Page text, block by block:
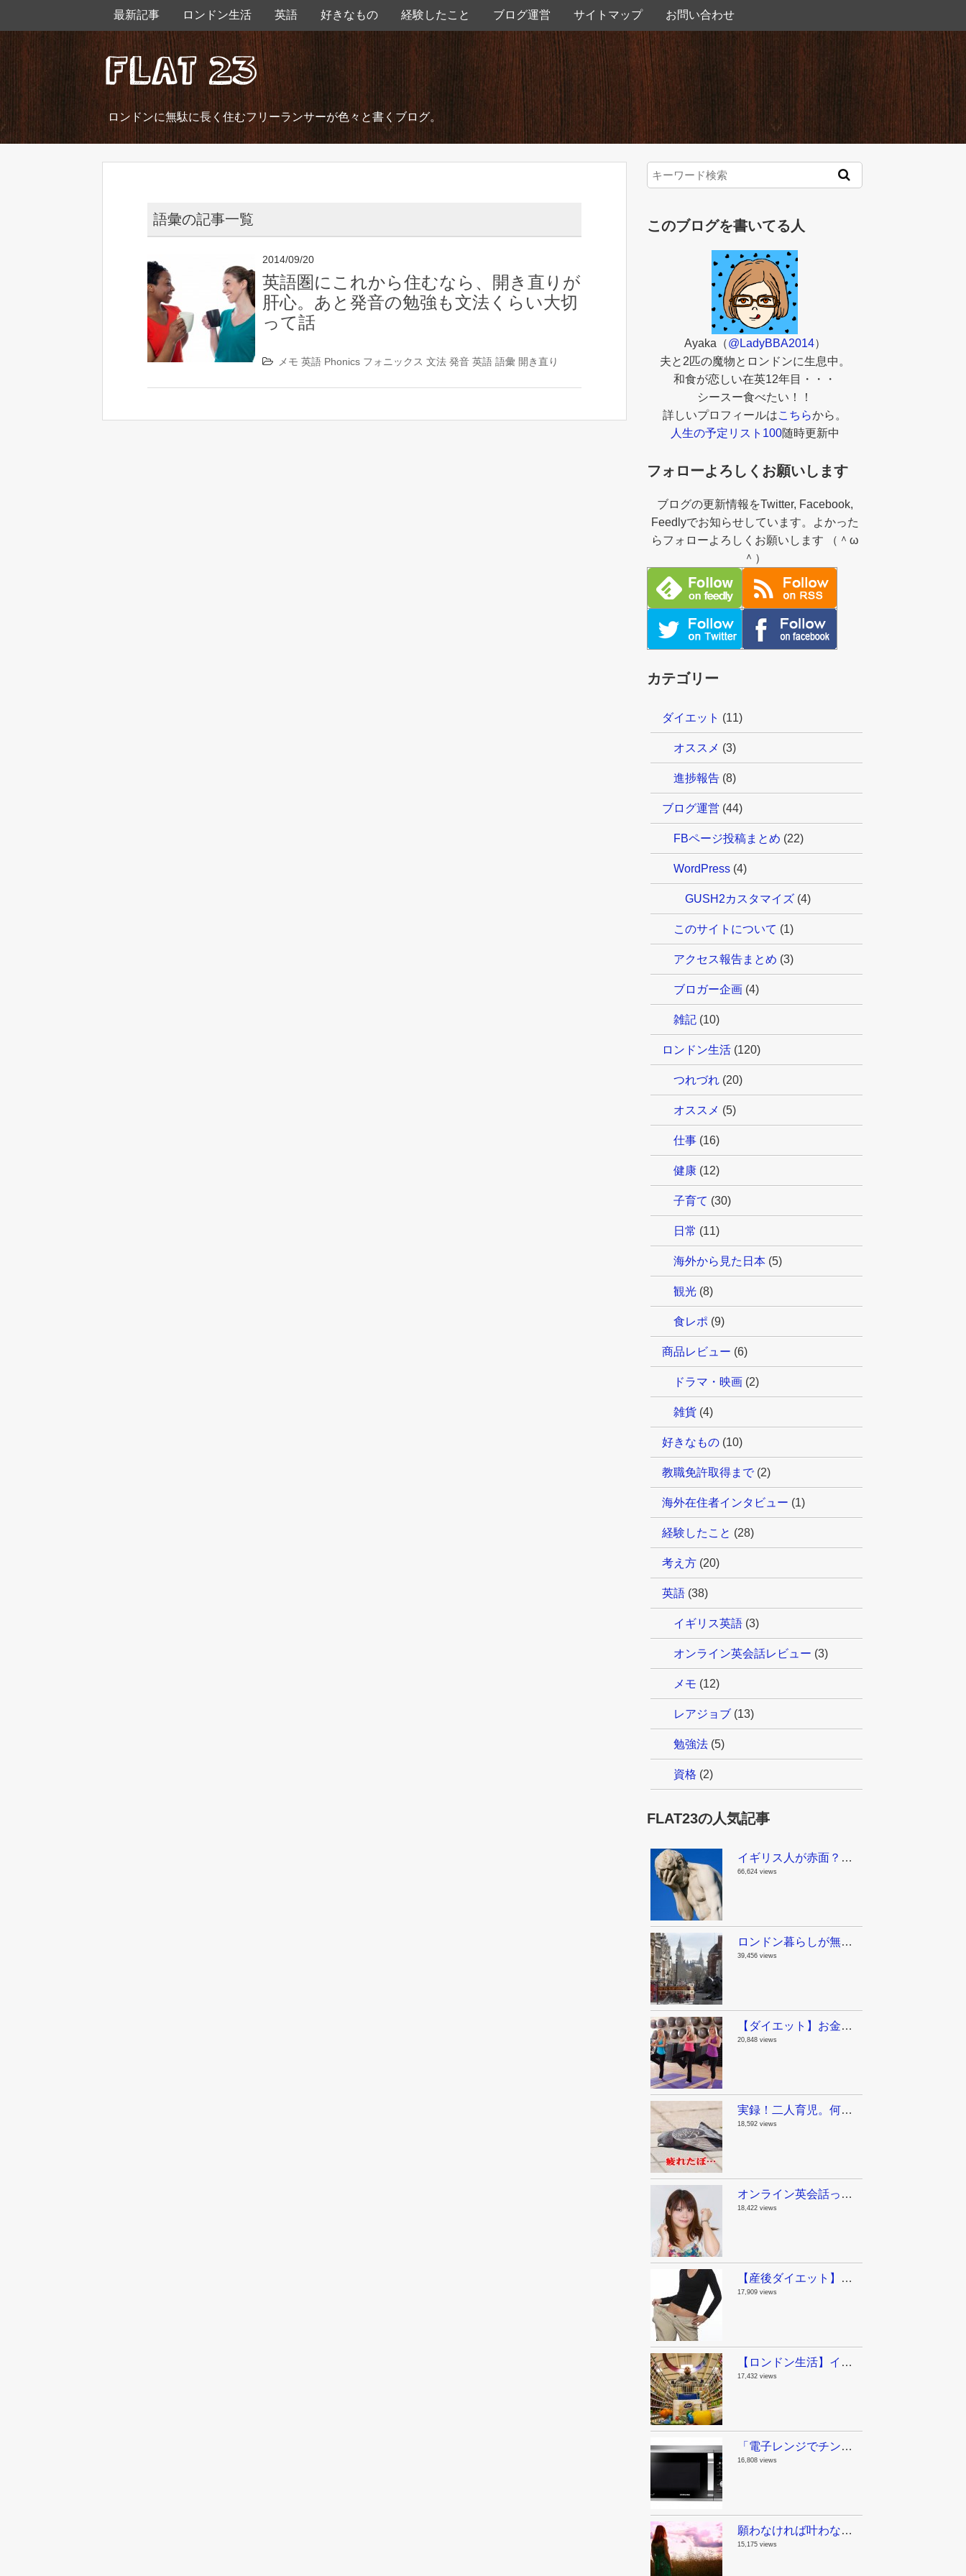
最新記事 ロンドン生活 英語 好きなもの 経験したこと ブログ運営 サイトマップ お問い合わせ
ロンドンに無駄に長く住むフリーランサーが色々と書くブログ。
語彙の記事一覧
2014/09/20
英語圏にこれから住むなら、開き直りが
肝心。あと発音の勉強も文法くらい大切
って話
メモ 英語 Phonics フォニックス 文法 発音 英語 語彙 開き直り
このブログを書いてる人
Ayaka（@LadyBBA2014）
夫と2匹の魔物とロンドンに生息中。
和食が恋しい在英12年目・・・
シースー食べたい！！
詳しいプロフィールはこちらから。
人生の予定リスト100随時更新中
フォローよろしくお願いします
ブログの更新情報をTwitter, Facebook,
Feedlyでお知らせしています。よかった
らフォローよろしくお願いします （＾ω
＾）
カテゴリー
ダイエット (11)
オススメ (3)
進捗報告 (8)
ブログ運営 (44)
FBページ投稿まとめ (22)
WordPress (4)
GUSH2カスタマイズ (4)
このサイトについて (1)
アクセス報告まとめ (3)
ブロガー企画 (4)
雑記 (10)
ロンドン生活 (120)
つれづれ (20)
オススメ (5)
仕事 (16)
健康 (12)
子育て (30)
日常 (11)
海外から見た日本 (5)
観光 (8)
食レポ (9)
商品レビュー (6)
ドラマ・映画 (2)
雑貨 (4)
好きなもの (10)
教職免許取得まで(2)
海外在住者インタビュー (1)
経験したこと (28)
考え方 (20)
英語 (38)
イギリス英語 (3)
オンライン英会話レビュー (3)
メモ (12)
レアジョブ (13)
勉強法 (5)
資格 (2)
FLAT23の人気記事
イギリス人が赤面？！これはちょっとマズイんじゃない？日本で見かける面白い英語
66,624 views
ロンドン暮らしが無駄に長い私が教えるロンドン観光スポット！まとめのまとめ
39,456 views
【ダイエット】お金をかけないで痩せる方法。ジリアン・マイケルズの無料動画で自宅をジムにしちゃおう！
20,848 views
実録！二人育児。何でも一人で抱え込んじゃダメって話。
18,592 views
オンライン英会話って実際どうよ？英語が苦手だった私が1年半毎日レアジョブを続けた結果。
18,422 views
【産後ダイエット】ジムに行く時間がないママへ。私が産後に実践した運動と食事。
17,909 views
【ロンドン生活】イギリスの物価ってどんなもん？今日スーパーで買った物。
17,432 views
「電子レンジでチンする」は英語でなんて言うの？意外な単語が動詞になる話。
16,808 views
願わなければ叶わない！やりたいことリスト100を作ってみたよ。
15,175 views